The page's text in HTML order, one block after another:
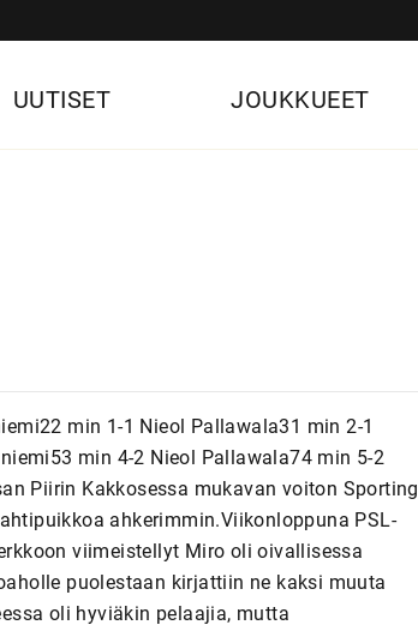
UUTISET JOUKKUEET
min 1-1 Nieol Pallawala31 min 2-1
min 4-2 Nieol Pallawala74 min 5-2
Piirin Kakkosessa mukavan voiton Sporting
ahkerimmin.Viikonloppuna PSL-
viimeistellyt Miro oli oivallisessa
puolestaan kirjattiin ne kaksi muuta
oli hyviäkin pelaajia, mutta